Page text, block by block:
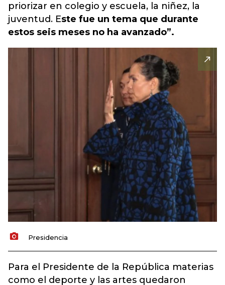
priorizar en colegio y escuela, la niñez, la
juventud. Este fue un tema que durante
estos seis meses no ha avanzado”.
Presidencia
Para el Presidente de la República materias
como el deporte y las artes quedaron